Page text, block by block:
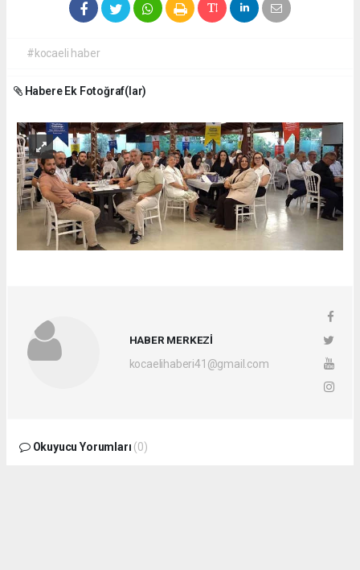
#kocaeli haber
Habere Ek Fotoğraf(lar)
HABER MERKEZİ
kocaelihaberi41@gmail.com
Okuyucu Yorumları (0)